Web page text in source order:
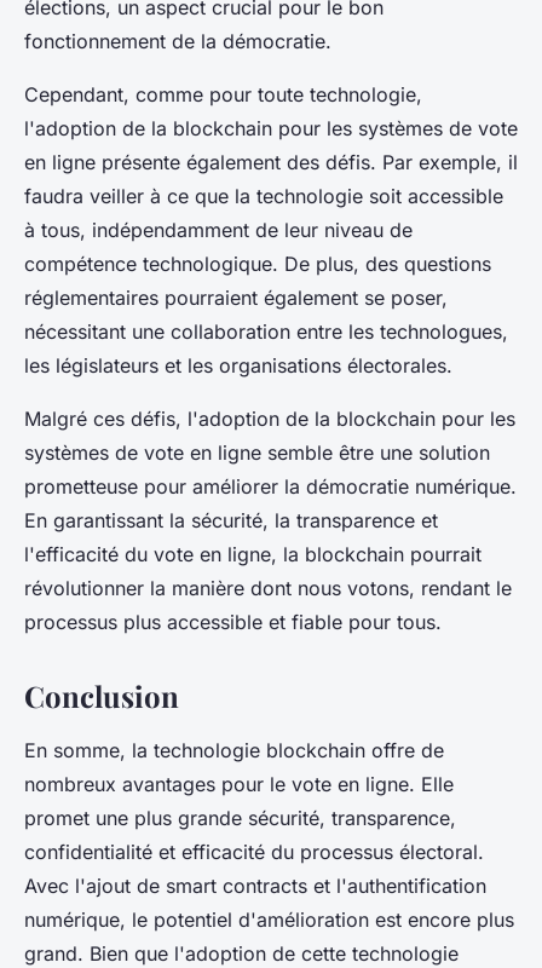
élections, un aspect crucial pour le bon
fonctionnement de la démocratie.
Cependant, comme pour toute technologie,
l'adoption de la blockchain pour les systèmes de vote
en ligne présente également des défis. Par exemple, il
faudra veiller à ce que la technologie soit accessible
à tous, indépendamment de leur niveau de
compétence technologique. De plus, des questions
réglementaires pourraient également se poser,
nécessitant une collaboration entre les technologues,
les législateurs et les organisations électorales.
Malgré ces défis, l'adoption de la blockchain pour les
systèmes de vote en ligne semble être une solution
prometteuse pour améliorer la démocratie numérique.
En garantissant la sécurité, la transparence et
l'efficacité du vote en ligne, la blockchain pourrait
révolutionner la manière dont nous votons, rendant le
processus plus accessible et fiable pour tous.
Conclusion
En somme, la technologie blockchain offre de
nombreux avantages pour le vote en ligne. Elle
promet une plus grande sécurité, transparence,
confidentialité et efficacité du processus électoral.
Avec l'ajout de smart contracts et l'authentification
numérique, le potentiel d'amélioration est encore plus
grand. Bien que l'adoption de cette technologie